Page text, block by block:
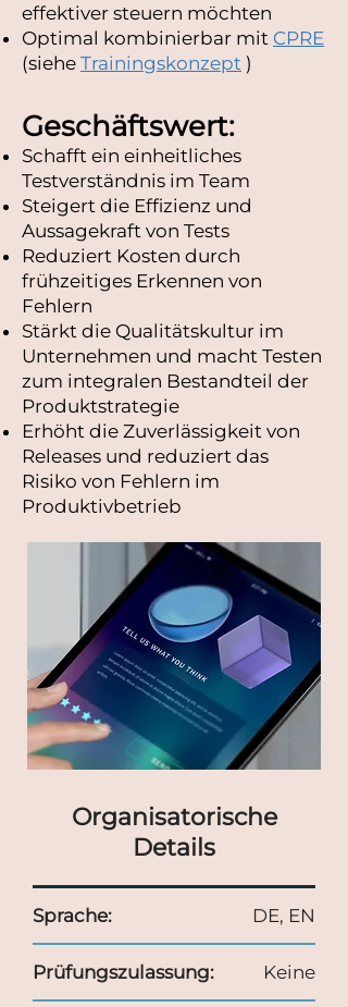
effektiver steuern möchten
Optimal kombinierbar mit CPRE
(siehe Trainingskonzept )
Geschäftswert:
Schafft ein einheitliches
Testverständnis im Team
Steigert die Effizienz und
Aussagekraft von Tests
Reduziert Kosten durch
frühzeitiges Erkennen von
Fehlern
Stärkt die Qualitätskultur im
Unternehmen und macht Testen
zum integralen Bestandteil der
Produktstrategie
Erhöht die Zuverlässigkeit von
Releases und reduziert das
Risiko von Fehlern im
Produktivbetrieb
Organisatorische
Details
Sprache: DE, EN
Prüfungszulassung: Keine